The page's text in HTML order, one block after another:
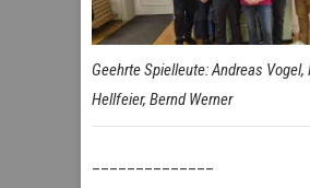
Geehrte Spielleute: Andreas Vogel,
Hellfeier, Bernd Werner